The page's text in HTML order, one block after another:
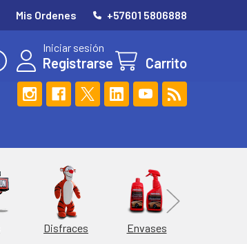
Mis Ordenes +57601 5806888
Iniciar sesión
Registrarse Carrito
Disfraces Envases